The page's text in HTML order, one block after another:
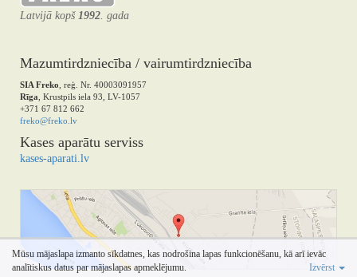
Mūsu mājaslapa izmanto sīkdatnes, kas nodrošina lapas funkcionēšanu, kā arī ievāc
analītiskus datus par mājaslapas apmeklējumu.
Izvērst
Latvijā kopš 1992 . gada
Mazumtirdzniecība / vairumtirdzniecība
SIA Freko , reģ. Nr. 40003091957
Rīga , Krustpils iela 93, LV-1057
+371 67 812 662
freko@freko.lv
Kases aparātu serviss
kases-aparati.lv